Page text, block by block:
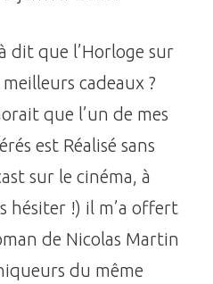
dit que l’Horloge sur
cadeaux ?
que l’un de mes
est Réalisé sans
sur le cinéma, à
hésiter !) il m’a offert
de Nicolas Martin
du même